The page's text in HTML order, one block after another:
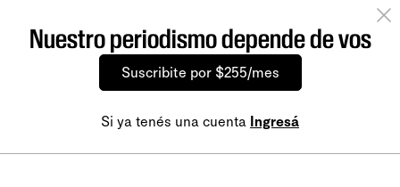
Nuestro periodismo depende de vos
Suscribite por $255/mes
Si ya tenés una cuenta Ingresá